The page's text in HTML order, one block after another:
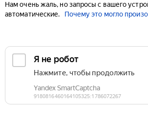
Нам очень жаль, но запросы с вашего
автоматические.
Почему это могло